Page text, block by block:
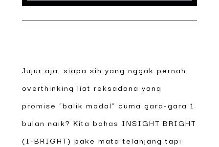
Jujur aja, siapa sih yang nggak pernah
overthinking liat reksadana yang
promise “balik modal” cuma gara-gara 1
bulan naik? Kita bahas INSIGHT BRIGHT
(I-BRIGHT) pake mata telanjang tapi